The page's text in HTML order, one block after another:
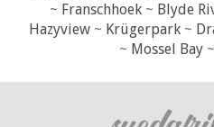
~ Franschhoek ~ Blyde
Hazyview~ Krügerpark~
~ Mossel Bay~